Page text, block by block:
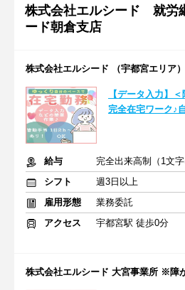
株式会社エルシード 就労
ード朝倉支店
株式会社エルシード （宇都宮エリア
【データ入力】
完全在宅ワーク♪
給与
シフト
週3日以上
雇用形態
業務委託
アクセス
宇都宮駅 徒歩0分
株式会社エルシード 大宮事業所 ※障